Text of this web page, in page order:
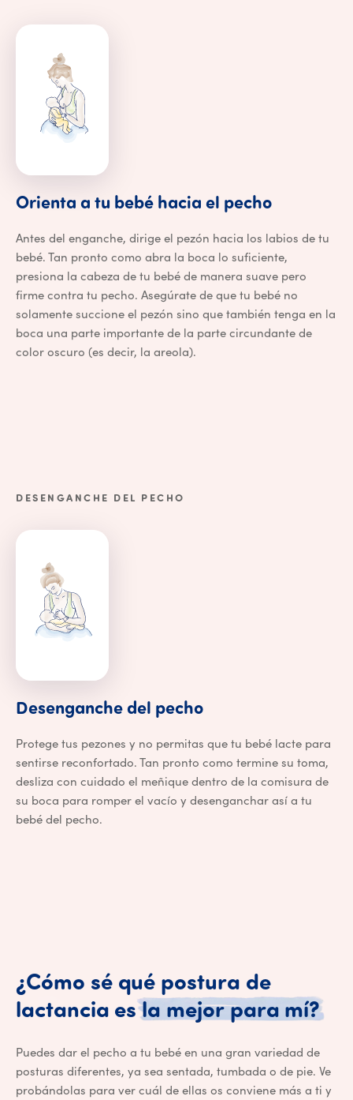
Orienta a tu bebé hacia el pechoOrienta a
Antes del enganche, dirige el pezón hacia los labios de tu
bebé. Tan pronto como abra la boca lo suficiente,
presiona la cabeza de tu bebé de manera suave pero
firme contra tu pecho. Asegúrate de que tu bebé no
solamente succione el pezón sino que también tenga en la
boca una parte importante de la parte circundante de
color oscuro (es decir, la areola).
DESENGANCHE DEL PECHO
Desenganche del pechoDesenganche del
Protege tus pezones y no permitas que tu bebé lacte para
sentirse reconfortado. Tan pronto como termine su toma,
desliza con cuidado el meñique dentro de la comisura de
su boca para romper el vacío y desenganchar así a tu
bebé del pecho.
¿Cómo sé qué postura de
lactancia es la mejor para mí?
Puedes dar el pecho a tu bebé en una gran variedad de
posturas diferentes, ya sea sentada, tumbada o de pie. Ve
probándolas para ver cuál de ellas os conviene más a ti y